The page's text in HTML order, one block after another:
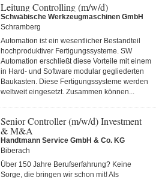
Leitung Controlling (m/w/d)
Schwäbische Werkzeugmaschinen GmbH
Schramberg
Automation ist ein wesentlicher Bestandteil
hochproduktiver Fertigungssysteme. SW
Automation erschließt diese Vorteile mit einem
in Hard- und Software modular gegliederten
Baukasten. Diese Fertigungs­systeme werden
weltweit eingesetzt. Zusammen können...
Senior Controller (m/w/d) Investment
& M&A
Handtmann Service GmbH & Co. KG
Biberach
Über 150 Jahre Berufserfahrung? Keine
Sorge, die bringen wir schon mit! Als